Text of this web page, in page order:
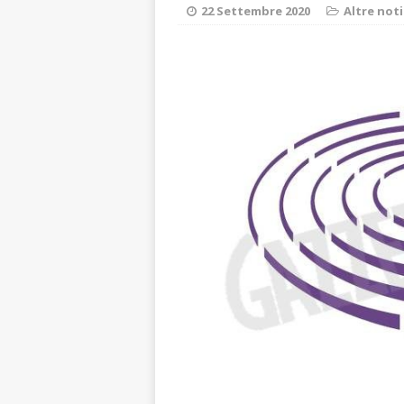
aumentare la
Sarvanot,
[ 5 Agosto 2026
BRA
[ 5 Agosto 2026
sostituire le
[ 5 Agosto 2026
CULTURA
22 Settembre 2020 Altre